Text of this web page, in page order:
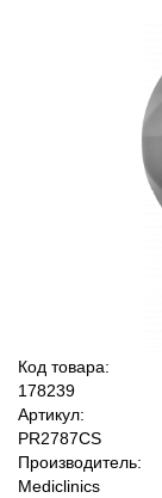
Код товара:
178239
Артикул:
PR2787CS
Производитель:
Mediclinics